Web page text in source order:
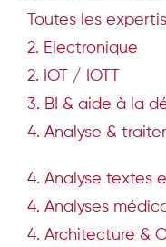
Toutes les
2. Electronique
2. IOT / IOTT
3. BI & aide à la
4. Analyse &
4. Analyse textes
4. Analyses
4. Architecture &